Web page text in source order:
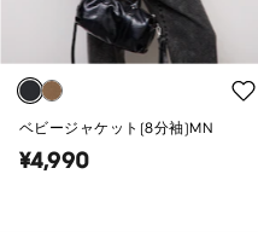
ベビージャケット(8分袖)MN
¥4,990